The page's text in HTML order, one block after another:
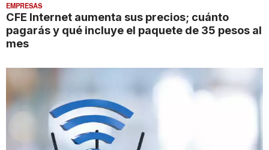
EMPRESAS
CFE Internet aumenta sus precios; cuánto
pagarás y qué incluye el paquete de 35 pesos al
mes